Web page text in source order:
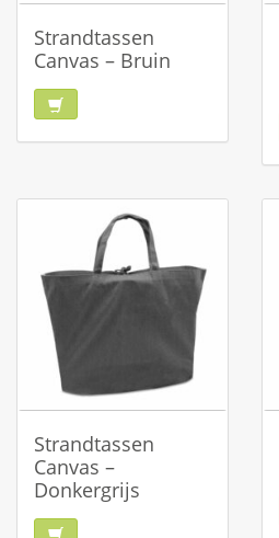
Strandtassen
Canvas – Bruin
Strandtassen
Canvas –
Donkergrijs